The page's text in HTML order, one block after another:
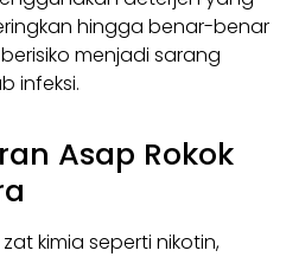
hingga benar-benar
menjadi sarang
infeksi.
Asap Rokok
kimia seperti nikotin,